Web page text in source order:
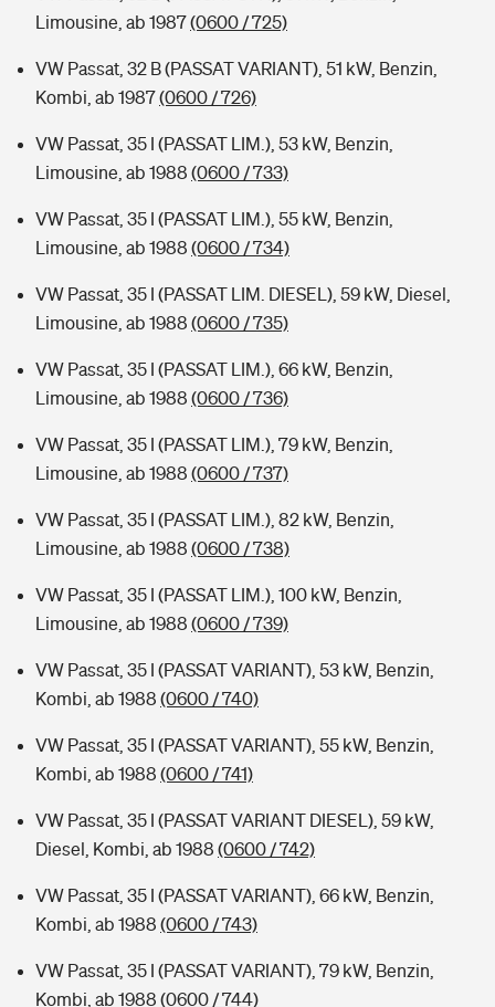
Limousine, ab 1987(0600 / 725)
VW Passat, 32 B (PASSAT VARIANT), 51 kW, Benzin,
Kombi, ab 1987(0600 / 726)
VW Passat, 35 I (PASSAT LIM.), 53 kW, Benzin,
Limousine, ab 1988 (0600 / 733)
VW Passat, 35 I (PASSAT LIM.), 55 kW, Benzin,
Limousine, ab 1988 (0600 / 734)
VW Passat, 35 I (PASSAT LIM. DIESEL), 59 kW, Diesel,
Limousine, ab 1988 (0600 / 735)
VW Passat, 35 I (PASSAT LIM.), 66 kW, Benzin,
Limousine, ab 1988 (0600 / 736)
VW Passat, 35 I (PASSAT LIM.), 79 kW, Benzin,
Limousine, ab 1988 (0600 / 737)
VW Passat, 35 I (PASSAT LIM.), 82 kW, Benzin,
Limousine, ab 1988 (0600 / 738)
VW Passat, 35 I (PASSAT LIM.), 100 kW, Benzin,
Limousine, ab 1988 (0600 / 739)
VW Passat, 35 I (PASSAT VARIANT), 53 kW, Benzin,
Kombi, ab 1988 (0600 / 740)
VW Passat, 35 I (PASSAT VARIANT), 55 kW, Benzin,
Kombi, ab 1988 (0600 / 741)
VW Passat, 35 I (PASSAT VARIANT DIESEL), 59 kW,
Diesel, Kombi, ab 1988 (0600 / 742)
VW Passat, 35 I (PASSAT VARIANT), 66 kW, Benzin,
Kombi, ab 1988 (0600 / 743)
VW Passat, 35 I (PASSAT VARIANT), 79 kW, Benzin,
Kombi, ab 1988 (0600 / 744)